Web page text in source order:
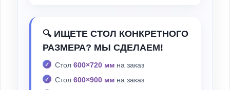
🔍 ИЩЕТЕ СТОЛ КОНКРЕТНОГО
РАЗМЕРА? МЫ СДЕЛАЕМ!
Стол 600×720 мм на заказ
Стол 600×900 мм на заказ